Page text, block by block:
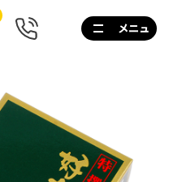
0120-
267-
話
無
10:00~17:00/